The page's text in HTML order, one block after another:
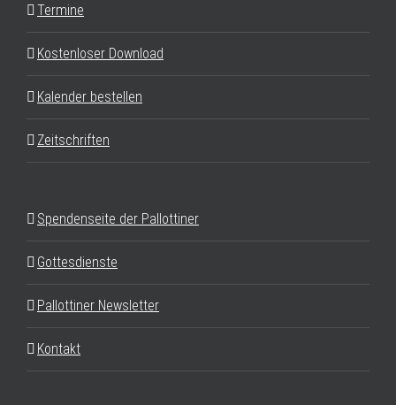
Termine
Kostenloser Download
Kalender bestellen
Zeitschriften
Spendenseite der Pallottiner
Gottesdienste
Pallottiner Newsletter
Kontakt